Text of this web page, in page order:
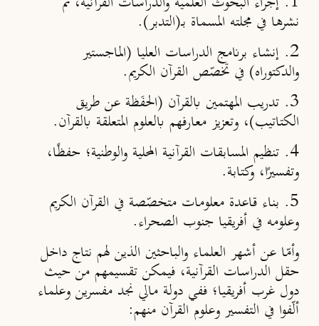
نشرها في مجلته المسماة بــ(التدبر).
2. إنشاء برنامج الدراسات العليا (الماجستير
والدكتوراه) في تخصّص القرآن الكريم.
3. تدريب المهتمين بالقرآن (الحفَظة عن طريق
الكتاتيب)، وتعزيز معارفهم بالعلوم المتعلقة بالقرآن.
4. تنظيم المسابقات القرآنية المحلية والوطنية؛ حفظًا،
وتفسيرًا، وكتابة.
5. بناء قاعدة معلومات متخصّصة في القرآن الكريم
وعلومه في أفريقيا جنوب الصحراء.
وأمّا عن أشهر العلماء والباحثين الذين لهم نتاج داخل
حقل الدراسات القرآنية، فيمكن تقسيمهم من حيث
دول غرب أفريقيا؛ ففي دولة مالي نجد مفسرين وعلماء
ألّفوا في التفسير وعلوم القرآن منهم: